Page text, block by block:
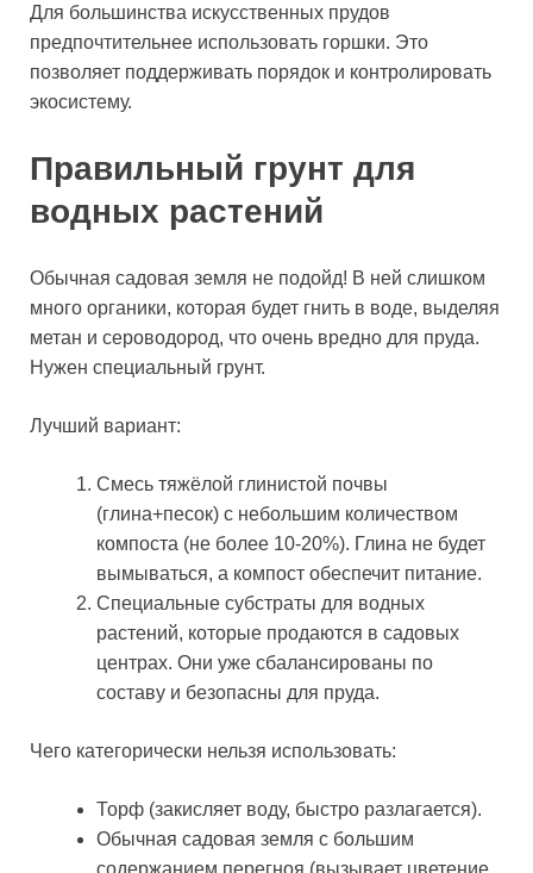
Для большинства искусственных прудов
предпочтительнее использовать горшки. Это
позволяет поддерживать порядок и контролировать
экосистему.
Правильный грунт для
водных растений
Обычная садовая земля не подойд! В ней слишком
много органики, которая будет гнить в воде, выделяя
метан и сероводород, что очень вредно для пруда.
Нужен специальный грунт.
Лучший вариант:
Смесь тяжёлой глинистой почвы
(глина+песок) с небольшим количеством
компоста (не более 10-20%). Глина не будет
вымываться, а компост обеспечит питание.
Специальные субстраты для водных
растений, которые продаются в садовых
центрах. Они уже сбалансированы по
составу и безопасны для пруда.
Чего категорически нельзя использовать:
Торф (закисляет воду, быстро разлагается).
Обычная садовая земля с большим
содержанием перегноя (вызывает цветение